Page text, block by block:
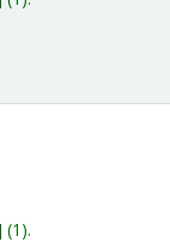
(1).